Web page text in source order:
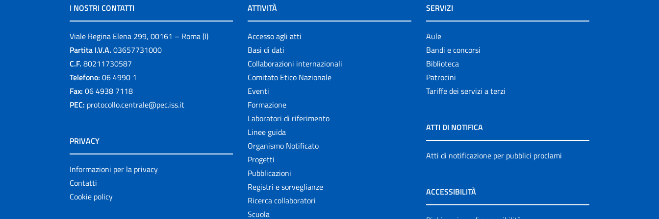
I NOSTRI CONTATTI
Viale Regina Elena 299, 00161 – Roma (I)
Partita I.V.A. 03657731000
C.F. 80211730587
Telefono: 06 4990 1
Fax: 06 4938 7118
PEC: protocollo.centrale@pec.iss.it
PRIVACY
Informazioni per la privacy
Contatti
Cookie policy
ATTIVITÀ
Accesso agli atti
Basi di dati
Collaborazioni internazionali
Comitato Etico Nazionale
Eventi
Formazione
Laboratori di riferimento
Linee guida
Organismo Notificato
Progetti
Pubblicazioni
Registri e sorveglianze
Ricerca collaboratori
Scuola
SERVIZI
Aule
Bandi e concorsi
Biblioteca
Patrocini
Tariffe dei servizi a terzi
ATTI DI NOTIFICA
Atti di notificazione per pubblici proclami
ACCESSIBILITÀ